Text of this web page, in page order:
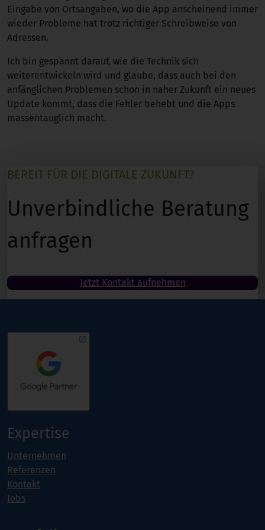
Eingabe von Ortsangaben, wo die App anscheinend immer
wieder Probleme hat trotz richtiger Schreibweise von
Adressen.
Ich bin gespannt darauf, wie die Technik sich
weiterentwickeln wird und glaube, dass auch bei den
anfänglichen Problemen schon in naher Zukunft ein neues
Update kommt, dass die Fehler behebt und die Apps
massentauglich macht.
BEREIT FÜR DIE DIGITALE ZUKUNFT?
Unverbindliche Beratung
anfragen
Jetzt Kontakt aufnehmen
Expertise
Unternehmen
Referenzen
Kontakt
Jobs